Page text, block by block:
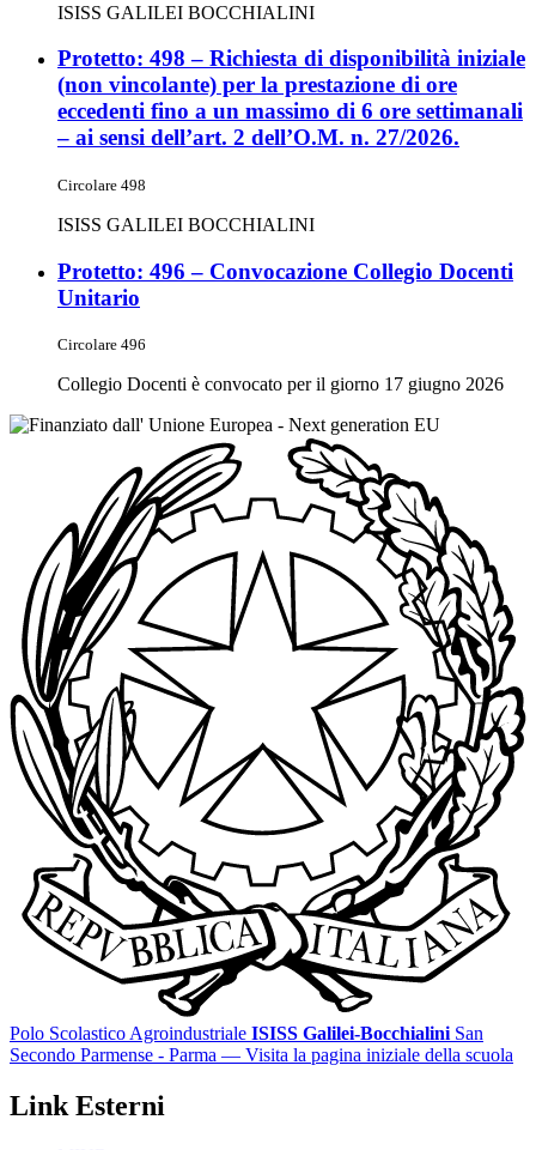
ISISS GALILEI BOCCHIALINI
Protetto: 498 – Richiesta di disponibilità iniziale
(non vincolante) per la prestazione di ore
eccedenti fino a un massimo di 6 ore settimanali
– ai sensi dell’art. 2 dell’O.M. n. 27/2026.
Circolare 498
ISISS GALILEI BOCCHIALINI
Protetto: 496 – Convocazione Collegio Docenti
Unitario
Circolare 496
Collegio Docenti è convocato per il giorno 17 giugno 2026
Polo Scolastico Agroindustriale ISISS Galilei-Bocchialini San
Secondo Parmense - Parma — Visita la pagina iniziale della scuola
Link Esterni